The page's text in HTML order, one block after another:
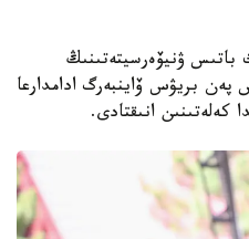
باتىس ۋنيۆەرسيتەتىنىڭ
بريۋس ۆاينبەرگ ادامدارعا
انىقتادى.